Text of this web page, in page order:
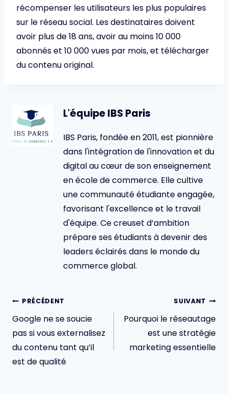
récompenser les utilisateurs les plus populaires
sur le réseau social. Les destinataires doivent
avoir plus de 18 ans, avoir au moins 10 000
abonnés et 10 000 vues par mois, et télécharger
du contenu original.
L'équipe IBS Paris
IBS Paris, fondée en 2011, est pionnière
dans l'intégration de l'innovation et du
digital au cœur de son enseignement
en école de commerce. Elle cultive
une communauté étudiante engagée,
favorisant l'excellence et le travail
d'équipe. Ce creuset d’ambition
prépare ses étudiants à devenir des
leaders éclairés dans le monde du
commerce global.
Navigation
de
l’article
PRÉCÉDENT
Google ne se soucie
pas si vous externalisez
du contenu tant qu’il
est de qualité
SUIVANT
Pourquoi le réseautage
est une stratégie
marketing essentielle